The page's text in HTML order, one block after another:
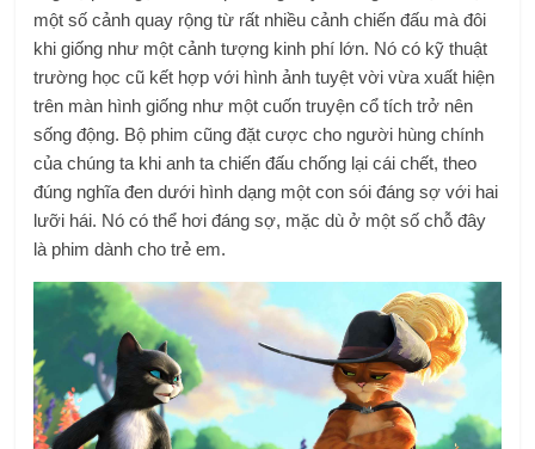
một số cảnh quay rộng từ rất nhiều cảnh chiến đấu mà đôi
khi giống như một cảnh tượng kinh phí lớn. Nó có kỹ thuật
trường học cũ kết hợp với hình ảnh tuyệt vời vừa xuất hiện
trên màn hình giống như một cuốn truyện cổ tích trở nên
sống động. Bộ phim cũng đặt cược cho người hùng chính
của chúng ta khi anh ta chiến đấu chống lại cái chết, theo
đúng nghĩa đen dưới hình dạng một con sói đáng sợ với hai
lưỡi hái. Nó có thể hơi đáng sợ, mặc dù ở một số chỗ đây
là phim dành cho trẻ em.